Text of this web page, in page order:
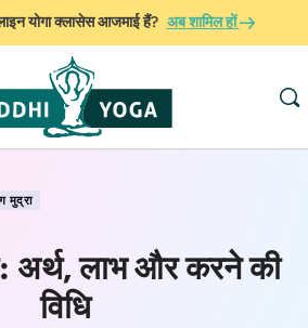
योगा क्लासेस आजमाई हैं? अब शामिल हों
मुद्रा
अर्थ, लाभ और करने की
विधि